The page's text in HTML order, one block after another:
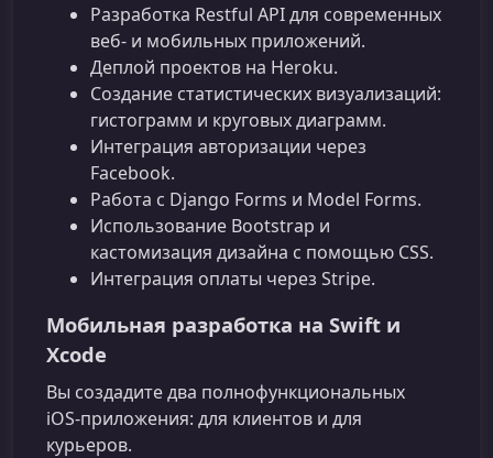
Разработка Restful API для современных
веб‑ и мобильных приложений.
Деплой проектов на Heroku.
Создание статистических визуализаций:
гистограмм и круговых диаграмм.
Интеграция авторизации через
Facebook.
Работа с Django Forms и Model Forms.
Использование Bootstrap и
кастомизация дизайна с помощью CSS.
Интеграция оплаты через Stripe.
Мобильная разработка на Swift и
Xcode
Вы создадите два полнофункциональных
iOS‑приложения: для клиентов и для
курьеров.